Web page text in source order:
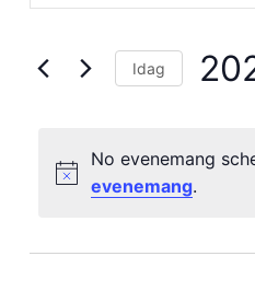
för
6
2023No evenemang
evenemang.
Views
Sök
Evenemang
Idag